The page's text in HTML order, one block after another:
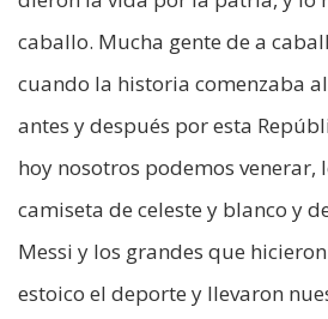
caballo. Mucha gente de a
cuando la historia comenzaba
antes y después por esta
hoy nosotros podemos venerar,
camiseta de celeste y blanco y
Messi y los grandes que
estoico el deporte y llevaron